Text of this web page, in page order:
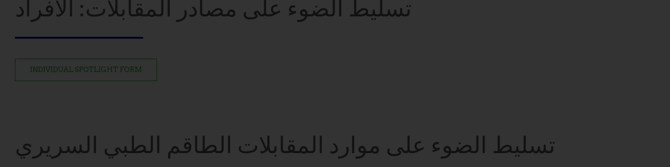
تسليط الضوء على مصادر المقابلات: الأفراد
INDIVIDUAL SPOTLIGHT FORM
تسليط الضوء على موارد المقابلات الطاقم الطبي السريري